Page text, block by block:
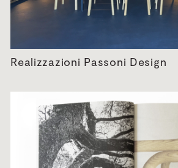
Realizzazioni Passoni Design